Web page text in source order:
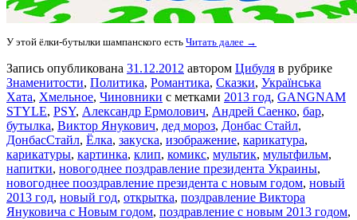
У этой ёлки-бутылки шампанского есть Читать далее →
Запись опубликована 31.12.2012 автором Цибуля в рубрике
Знаменитости, Политика, Романтика, Сказки, Українська
Хата, Хмельное, Чиновники с метками 2013 год, GANGNAM
STYLE, PSY, Александр Ермолович, Андрей Саенко, бар,
бутылка, Виктор Янукович, дед мороз, Донбас Стайл,
ДонбасСтайл, Ёлка, закуска, изображение, карикатура,
карикатуры, картинка, клип, комикс, мультик, мультфильм,
напитки, новогоднее поздравление президента Украины,
новогоднее пооздравление президента с новым годом, новый
2013 год, новый год, открытка, поздравление Виктора
Януковича с Новым годом, поздравление с новым 2013 годом,